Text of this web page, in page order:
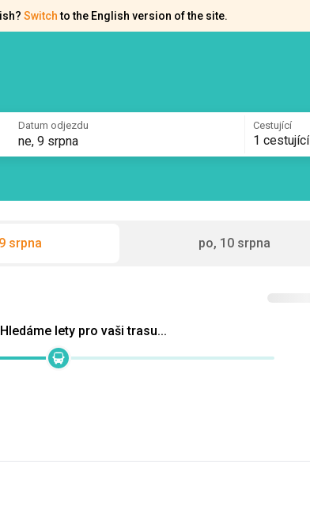
Switch to the English version of the site.
Datum odjezdu
ne, 9 srpna
Cestující
1 cestující
srpna po, 10 srpna